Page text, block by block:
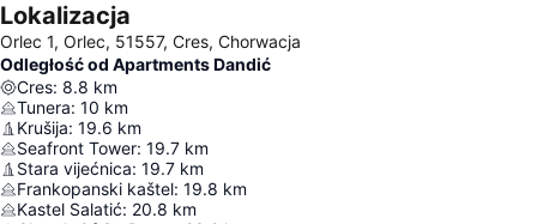
Lokalizacja
Orlec 1, Orlec, 51557, Cres, Chorwacja
Odległość od Apartments Dandić
Cres: 8.8 km
Tunera: 10 km
Krušija: 19.6 km
Seafront Tower: 19.7 km
Stara vijećnica: 19.7 km
Frankopanski kaštel: 19.8 km
Kastel Salatić: 20.8 km